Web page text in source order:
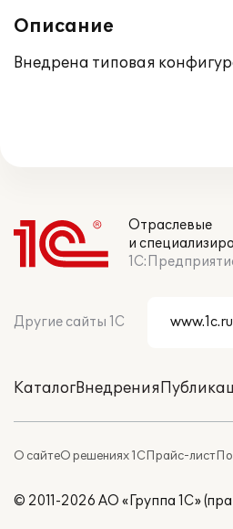
Описание
Внедрена типовая
Отраслевые
и
Другие сайты 1С
КаталогВнедрения
О сайтеО решениях 1СПрайс-лист
© 2011-2026 АО «Группа 1С»